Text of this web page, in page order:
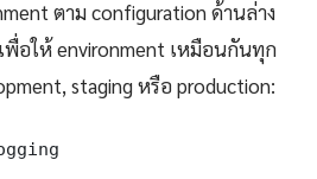
ตาม configuration ด้านล่าง
พื่อให้ environment เหมือนกันทุก
staging หรือ production: